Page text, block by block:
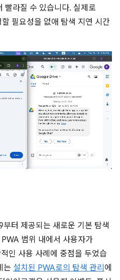
빨라질 수 있습니다. 실제로
필요성을 없애 탐색 지연 시간
터 제공되는 새로운 기본 탐색
범위 내에서 사용자가
인 사용 사례에 중점을 두었습
는 설치된 PWA로의 탐색 관리 에